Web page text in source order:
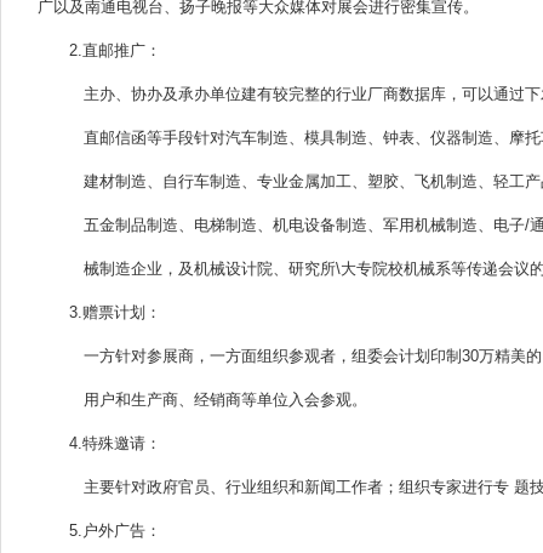
广以及南通电视台、扬子晚报等大众媒体对展会进行密集宣传。
2.直邮推广：
主办、协办及承办单位建有较完整的行业厂商数据库，可以通过
直邮信函等手段针对汽车制造、模具制造、钟表、仪器制造、摩
建材制造、自行车制造、专业金属加工、塑胶、飞机制造、轻工
五金制品制造、电梯制造、机电设备制造、军用机械制造、电子/
械制造企业，及机械设计院、研究所\大专院校机械系等传递会议
3.赠票计划：
一方针对参展商，一方面组织参观者，组委会计划印制30万精美
用户和生产商、经销商等单位入会参观。
4.特殊邀请：
主要针对政府官员、行业组织和新闻工作者；组织专家进行专 题
5.户外广告：